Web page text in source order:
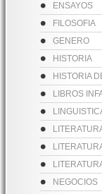
ENSAYOS
FILOSOFIA
GENERO
HISTORIA
HISTORIA
LIBROS
NEGOCIOS